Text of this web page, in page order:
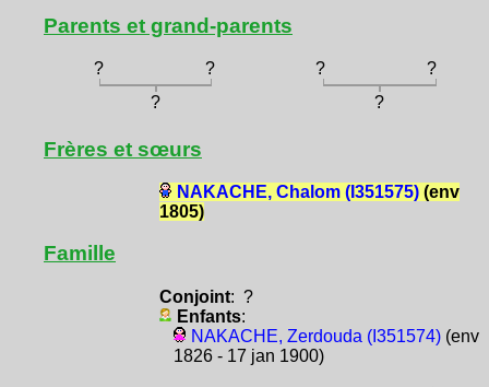
Parents et grand-parents
? ? ?
?
?
?
Frères et sœurs
NAKACHE, Chalom (I351575)(env
1805)
Famille
Conjoint: ?
Enfants:
NAKACHE, Zerdouda (I351574)(env
1826 - 17 jan 1900)